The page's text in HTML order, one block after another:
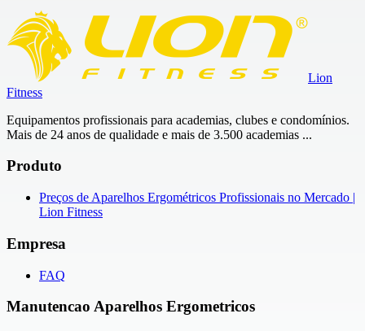
Lion
Fitness
Equipamentos profissionais para academias, clubes e condomínios.
Mais de 24 anos de qualidade e mais de 3.500 academias ...
Produto
Preços de Aparelhos Ergométricos Profissionais no Mercado |
Lion Fitness
Empresa
FAQ
Manutencao Aparelhos Ergometricos